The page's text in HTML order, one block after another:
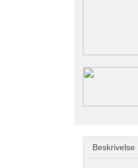
Beskrivelse